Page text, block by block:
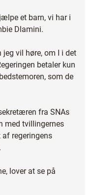
et barn, vi har i
Dlamini.
jeg vil høre, om I i det
betaler kun
som de
fra SNAs
med tvillingernes
af regeringens
lover at se på